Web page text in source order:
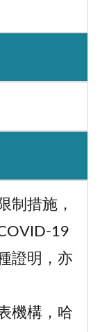
制措施，
19
證明，亦
機構，哈